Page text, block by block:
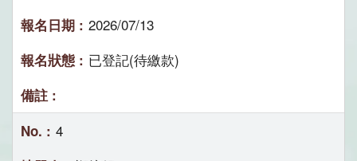
2026/07/13
已登記(待繳款)
4